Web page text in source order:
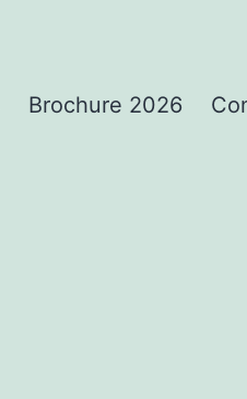
Brochure 2026